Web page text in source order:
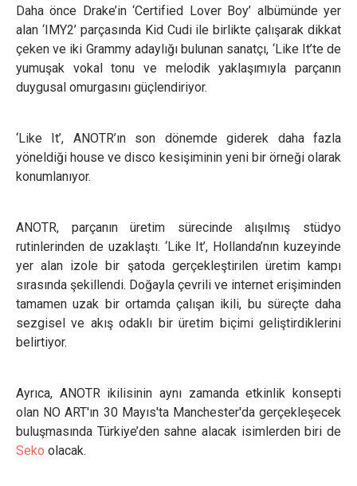
Daha önce Drake’in ‘Certified Lover Boy’ albümünde yer
alan ‘IMY2’ parçasında Kid Cudi ile birlikte çalışarak dikkat
çeken ve iki Grammy adaylığı bulunan sanatçı, ‘Like It’te de
yumuşak vokal tonu ve melodik yaklaşımıyla parçanın
duygusal omurgasını güçlendiriyor.
‘Like It’, ANOTR’ın son dönemde giderek daha fazla
yöneldiği house ve disco kesişiminin yeni bir örneği olarak
konumlanıyor.
ANOTR, parçanın üretim sürecinde alışılmış stüdyo
rutinlerinden de uzaklaştı. ‘Like It’, Hollanda’nın kuzeyinde
yer alan izole bir şatoda gerçekleştirilen üretim kampı
sırasında şekillendi. Doğayla çevrili ve internet erişiminden
tamamen uzak bir ortamda çalışan ikili, bu süreçte daha
sezgisel ve akış odaklı bir üretim biçimi geliştirdiklerini
belirtiyor.
Ayrıca, ANOTR ikilisinin aynı zamanda etkinlik konsepti
olan NO ART'ın 30 Mayıs'ta Manchester'da gerçekleşecek
buluşmasında Türkiye’den sahne alacak isimlerden biri de
Seko olacak.